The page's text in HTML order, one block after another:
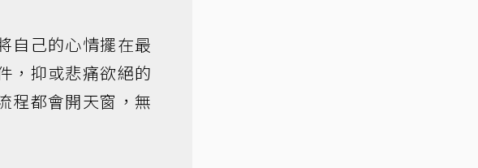
自己的心情擺在最
，抑或悲痛欲絕的
程都會開天窗，無